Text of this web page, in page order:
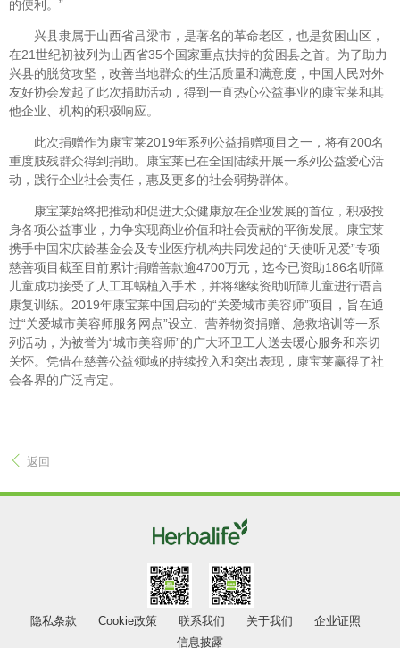
的便利。”
兴县隶属于山西省吕梁市，是著名的革命老区，也是贫困山区，
在21世纪初被列为山西省35个国家重点扶持的贫困县之首。为了助力
兴县的脱贫攻坚，改善当地群众的生活质量和满意度，中国人民对外
友好协会发起了此次捐助活动，得到一直热心公益事业的康宝莱和其
他企业、机构的积极响应。
此次捐赠作为康宝莱2019年系列公益捐赠项目之一，将有200名
重度肢残群众得到捐助。康宝莱已在全国陆续开展一系列公益爱心活
动，践行企业社会责任，惠及更多的社会弱势群体。
康宝莱始终把推动和促进大众健康放在企业发展的首位，积极投
身各项公益事业，力争实现商业价值和社会贡献的平衡发展。康宝莱
携手中国宋庆龄基金会及专业医疗机构共同发起的“天使听见爱”专项
慈善项目截至目前累计捐赠善款逾4700万元，迄今已资助186名听障
儿童成功接受了人工耳蜗植入手术，并将继续资助听障儿童进行语言
康复训练。2019年康宝莱中国启动的“关爱城市美容师”项目，旨在通
过“关爱城市美容师服务网点”设立、营养物资捐赠、急救培训等一系
列活动，为被誉为“城市美容师”的广大环卫工人送去暖心服务和亲切
关怀。凭借在慈善公益领域的持续投入和突出表现，康宝莱赢得了社
会各界的广泛肯定。
返回
隐私条款 Cookie政策 联系我们 关于我们
企业证照
信息披露